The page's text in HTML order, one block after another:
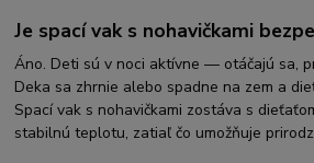
Je spací vak s nohavičkami
Áno. Deti sú v noci aktívne — otáčajú sa,
Deka sa zhrnie alebo spadne na zem a
Spací vak s nohavičkami zostáva s
stabilnú teplotu, zatiaľ čo umožňuje